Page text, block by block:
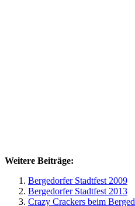
Weitere Beiträge:
Bergedorfer Stadtfest 2009
Bergedorfer Stadtfest 2013
Crazy Crackers beim